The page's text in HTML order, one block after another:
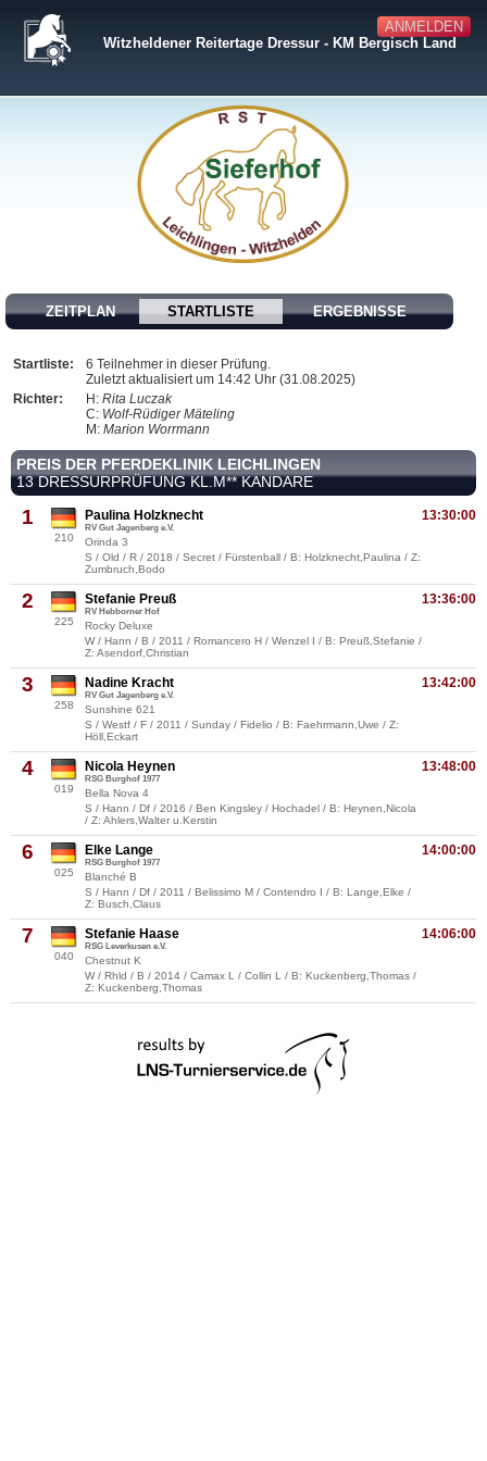
ANMELDEN
Witzheldener Reitertage Dressur - KM Bergisch Land
ZEITPLAN STARTLISTE ERGEBNISSE
Startliste:
6 Teilnehmer in dieser Prüfung.
Zuletzt aktualisiert um 14:42 Uhr (31.08.2025)
Richter:
H: Rita Luczak
C: Wolf-Rüdiger Mäteling
M: Marion Worrmann
PREIS DER PFERDEKLINIK LEICHLINGEN
13 DRESSURPRÜFUNG KL.M** KANDARE
1
210
13:30:00
Paulina Holzknecht
RV Gut Jagenberg e.V.
Orinda 3
S / Old / R / 2018 / Secret / Fürstenball / B: Holzknecht,Paulina / Z:
Zumbruch,Bodo
2
225
13:36:00
Stefanie Preuß
RV Hebborner Hof
Rocky Deluxe
W / Hann / B / 2011 / Romancero H / Wenzel I / B: Preuß,Stefanie /
Z: Asendorf,Christian
3
258
13:42:00
Nadine Kracht
RV Gut Jagenberg e.V.
Sunshine 621
S / Westf / F / 2011 / Sunday / Fidelio / B: Faehrmann,Uwe / Z:
Höll,Eckart
4
019
13:48:00
Nicola Heynen
RSG Burghof 1977
Bella Nova 4
S / Hann / Df / 2016 / Ben Kingsley / Hochadel / B: Heynen,Nicola
/ Z: Ahlers,Walter u.Kerstin
6
025
14:00:00
Elke Lange
RSG Burghof 1977
Blanché B
S / Hann / Df / 2011 / Belissimo M / Contendro I / B: Lange,Elke /
Z: Busch,Claus
7
040
14:06:00
Stefanie Haase
RSG Leverkusen e.V.
Chestnut K
W / Rhld / B / 2014 / Camax L / Collin L / B: Kuckenberg,Thomas /
Z: Kuckenberg,Thomas